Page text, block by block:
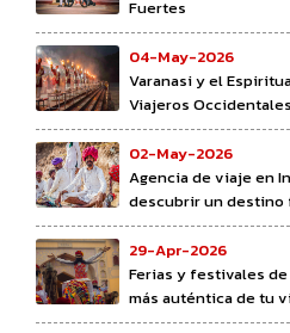
Fuertes
04-May-2026
Varanasi y el
Viajeros Occidentales
02-May-2026
Agencia de viaje en
descubrir un destino
29-Apr-2026
Ferias y festivales
más auténtica de tu